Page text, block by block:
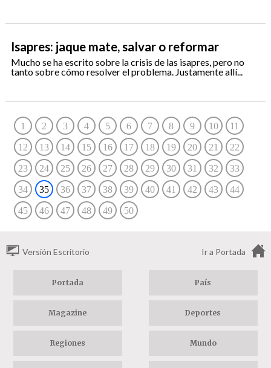
Isapres: jaque mate, salvar o reformar
Mucho se ha escrito sobre la crisis de las isapres, pero no
tanto sobre cómo resolver el problema. Justamente allí...
1 2 3 4 5 6 7 8 9 10 11
12 13 14 15 16 17 18 19 20 21 22
23 24 25 26 27 28 29 30 31 32 33
34 35 36 37 38 39 40 41 42 43 44
45 46 47 48 49 50
Versión Escritorio Ir a Portada
Portada País
Magazine Deportes
Regiones Mundo